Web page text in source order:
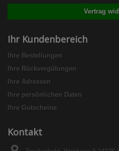
Vertrag
Ihr Kundenbereich
Ihre Bestellungen
Ihre Rückvergütungen
Ihre Adressen
Ihre persönlichen Daten
Ihre Gutscheine
Kontakt